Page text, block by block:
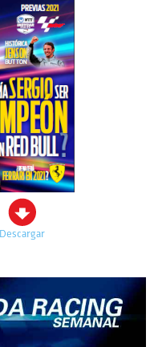
Descargar